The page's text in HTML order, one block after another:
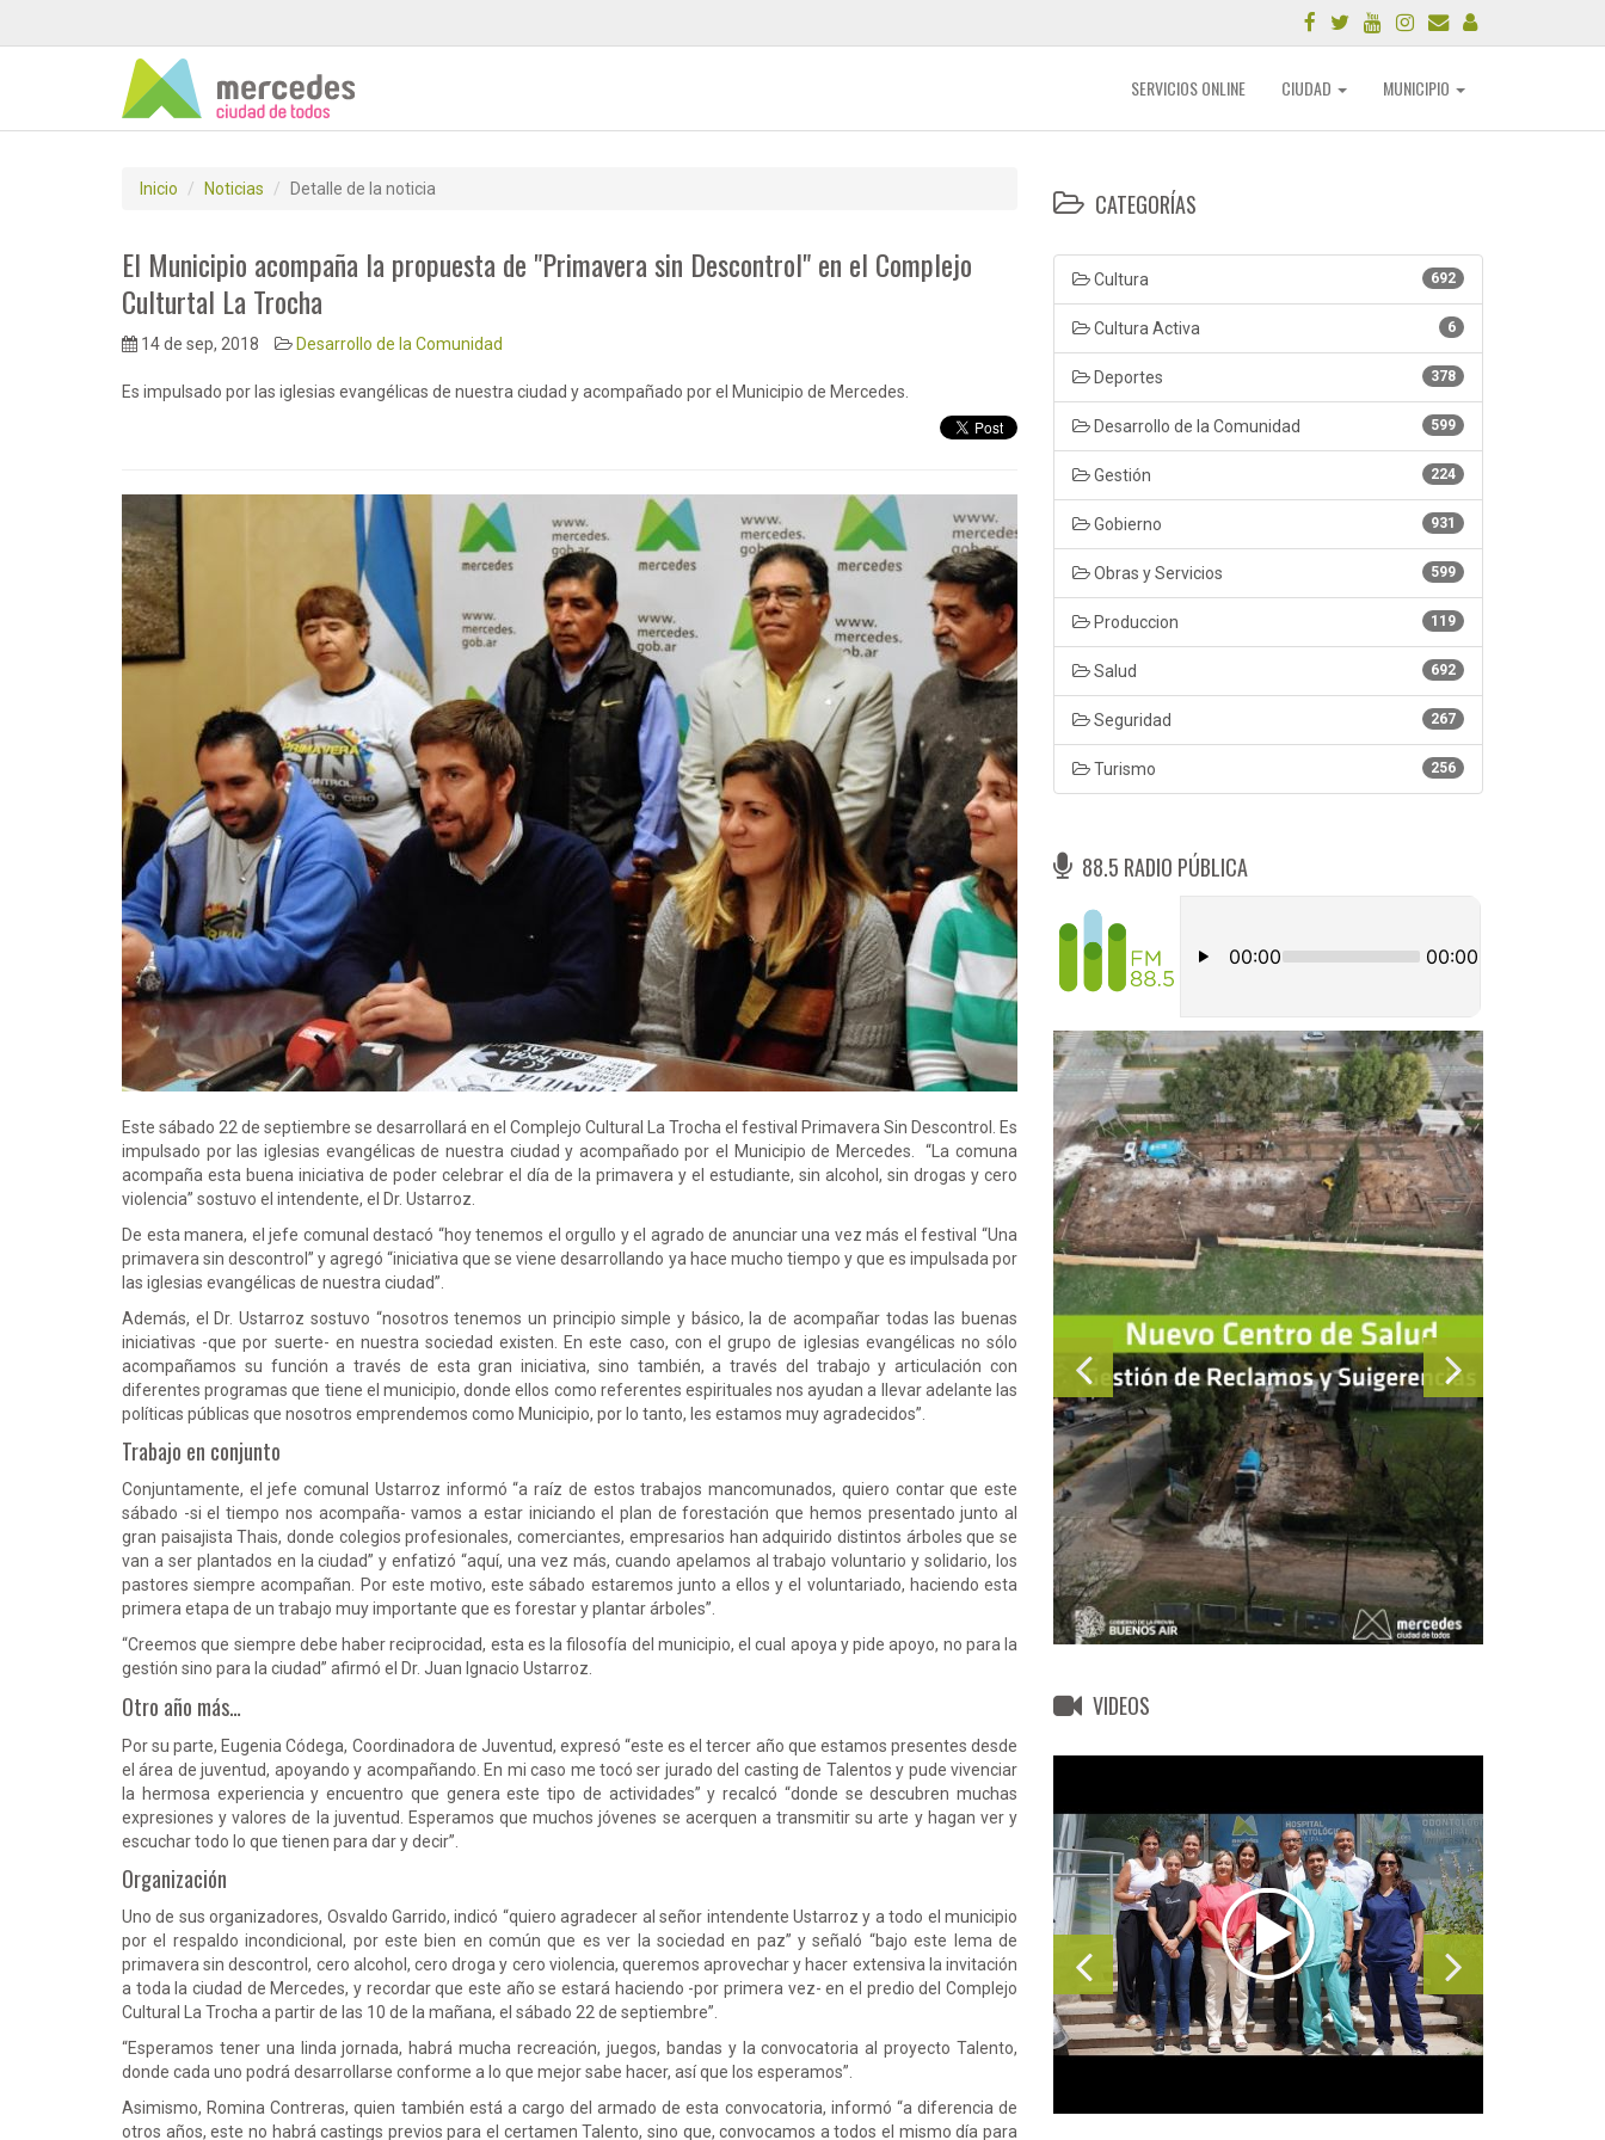
SERVICIOS ONLINE CIUDAD MUNICIPIO
Inicio Noticias Detalle de la noticia
El Municipio acompaña la propuesta de "Primavera sin Descontrol" en el Complejo
Culturtal La Trocha
14 de sep, 2018 Desarrollo de la Comunidad
Es impulsado por las iglesias evangélicas de nuestra ciudad y acompañado por el Municipio de Mercedes.
Este sábado 22 de septiembre se desarrollará en el Complejo Cultural La Trocha el festival Primavera Sin Descontrol. Es
impulsado por las iglesias evangélicas de nuestra ciudad y acompañado por el Municipio de Mercedes. “La comuna
acompaña esta buena iniciativa de poder celebrar el día de la primavera y el estudiante, sin alcohol, sin drogas y cero
violencia” sostuvo el intendente, el Dr. Ustarroz.
De esta manera, el jefe comunal destacó “hoy tenemos el orgullo y el agrado de anunciar una vez más el festival “Una
primavera sin descontrol” y agregó “iniciativa que se viene desarrollando ya hace mucho tiempo y que es impulsada por
las iglesias evangélicas de nuestra ciudad”.
Además, el Dr. Ustarroz sostuvo “nosotros tenemos un principio simple y básico, la de acompañar todas las buenas
iniciativas -que por suerte- en nuestra sociedad existen. En este caso, con el grupo de iglesias evangélicas no sólo
acompañamos su función a través de esta gran iniciativa, sino también, a través del trabajo y articulación con
diferentes programas que tiene el municipio, donde ellos como referentes espirituales nos ayudan a llevar adelante las
políticas públicas que nosotros emprendemos como Municipio, por lo tanto, les estamos muy agradecidos”.
Trabajo en conjunto
Conjuntamente, el jefe comunal Ustarroz informó “a raíz de estos trabajos mancomunados, quiero contar que este
sábado -si el tiempo nos acompaña- vamos a estar iniciando el plan de forestación que hemos presentado junto al
gran paisajista Thais, donde colegios profesionales, comerciantes, empresarios han adquirido distintos árboles que se
van a ser plantados en la ciudad” y enfatizó “aquí, una vez más, cuando apelamos al trabajo voluntario y solidario, los
pastores siempre acompañan. Por este motivo, este sábado estaremos junto a ellos y el voluntariado, haciendo esta
primera etapa de un trabajo muy importante que es forestar y plantar árboles”.
“Creemos que siempre debe haber reciprocidad, esta es la filosofía del municipio, el cual apoya y pide apoyo, no para la
gestión sino para la ciudad” afirmó el Dr. Juan Ignacio Ustarroz.
Otro año más…
Por su parte, Eugenia Códega, Coordinadora de Juventud, expresó “este es el tercer año que estamos presentes desde
el área de juventud, apoyando y acompañando. En mi caso me tocó ser jurado del casting de Talentos y pude vivenciar
la hermosa experiencia y encuentro que genera este tipo de actividades” y recalcó “donde se descubren muchas
expresiones y valores de la juventud. Esperamos que muchos jóvenes se acerquen a transmitir su arte y hagan ver y
escuchar todo lo que tienen para dar y decir”.
Organización
Uno de sus organizadores, Osvaldo Garrido, indicó “quiero agradecer al señor intendente Ustarroz y a todo el municipio
por el respaldo incondicional, por este bien en común que es ver la sociedad en paz” y señaló “bajo este lema de
primavera sin descontrol, cero alcohol, cero droga y cero violencia, queremos aprovechar y hacer extensiva la invitación
a toda la ciudad de Mercedes, y recordar que este año se estará haciendo -por primera vez- en el predio del Complejo
Cultural La Trocha a partir de las 10 de la mañana, el sábado 22 de septiembre”.
“Esperamos tener una linda jornada, habrá mucha recreación, juegos, bandas y la convocatoria al proyecto Talento,
donde cada uno podrá desarrollarse conforme a lo que mejor sabe hacer, así que los esperamos”.
Asimismo, Romina Contreras, quien también está a cargo del armado de esta convocatoria, informó “a diferencia de
otros años, este no habrá castings previos para el certamen Talento, sino que, convocamos a todos el mismo día para
CATEGORÍAS
692
Cultura
6
Cultura Activa
378
Deportes
599
Desarrollo de la Comunidad
224
Gestión
931
Gobierno
599
Obras y Servicios
119
Produccion
692
Salud
267
Seguridad
256
Turismo
88.5 RADIO PÚBLICA
VIDEOS